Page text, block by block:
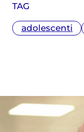
TAG
adolescenti